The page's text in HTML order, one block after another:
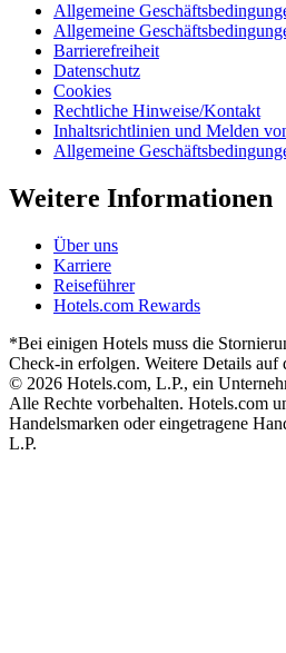
Allgemeine
Allgemeine
Barrierefreiheit
Datenschutz
Cookies
Rechtliche Hinweise/Kontakt
Inhaltsrichtlinien und Melden
Allgemeine
Weitere Informationen
Über uns
Karriere
Reiseführer
Hotels.com Rewards
*Bei einigen Hotels muss die
Check-in erfolgen. Weitere Details auf
© 2026 Hotels.com, L.P., ein
Alle Rechte vorbehalten. Hotels.com
Handelsmarken oder eingetragene
L.P.